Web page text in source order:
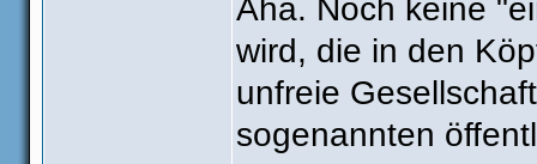
Aha. Noch keine
wird, die in den
unfreie
sogenannten